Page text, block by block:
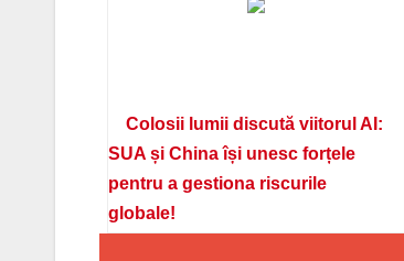
Colosii lumii discută viitorul AI:
SUA și China își unesc forțele
pentru a gestiona riscurile
globale!